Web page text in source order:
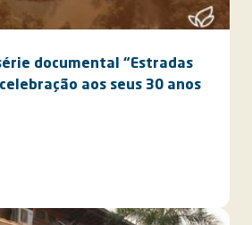
documental “Estradas
aos seus 30 anos